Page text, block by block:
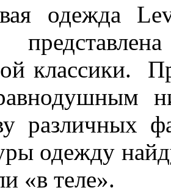
одежда
классики.
различных
одежду
«в теле».